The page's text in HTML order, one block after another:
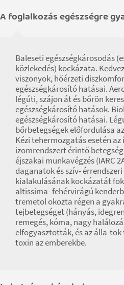
A foglalkozás egészségre
Baleseti egészségkárosodás
közlekedés) kockázata.
viszonyok, hőérzeti
egészségkárosító hatásai.
légúti, szájon át és bőrön
egészségkárosító hatások.
egészségkárosító hatásai.
bőrbetegségek előfordulása
Kézi tehermozgatás esetén az
izomrendszert érintő
éjszakai munkavégzés (IARC
daganatok és szív-
kialakulásának kockázatát
altissima- fehérvirágú
tremetol okozta régen a
tejbetegséget (hányás,
remegés, kóma, nagy
elfogyasztották, és az álla-
toxin az emberekbe.